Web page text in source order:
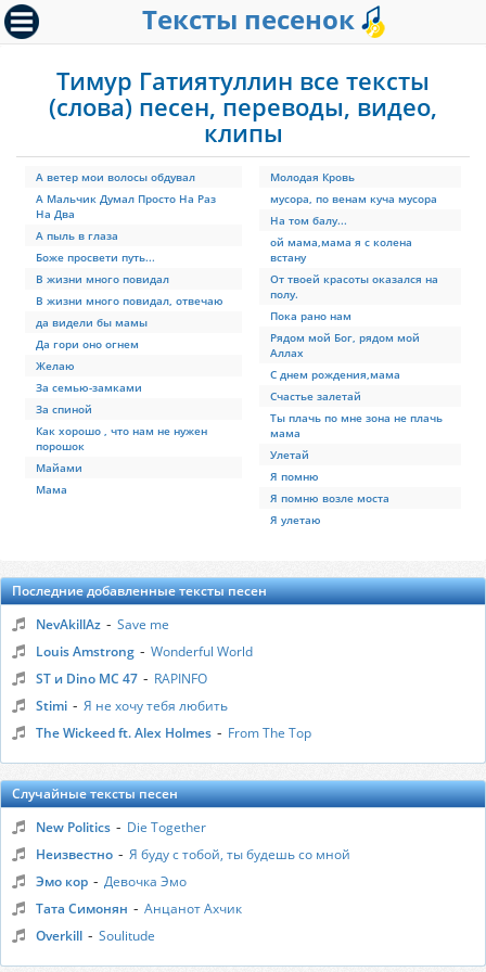
Тексты песенок
Тимур Гатиятуллин все тексты
(слова) песен, переводы, видео,
клипы
А ветер мои волосы обдувал
А Мальчик Думал Просто На Раз
На Два
А пыль в глаза
Боже просвети путь...
В жизни много повидал
В жизни много повидал, отвечаю
да видели бы мамы
Да гори оно огнем
Желаю
За семью-замками
За спиной
Как хорошо , что нам не нужен
порошок
Майами
Мама
Молодая Кровь
мусора, по венам куча мусора
На том балу...
ой мама,мама я с колена
встану
От твоей красоты оказался на
полу.
Пока рано нам
Рядом мой Бог, рядом мой
Аллах
С днем рождения,мама
Счастье залетай
Ты плачь по мне зона не плачь
мама
Улетай
Я помню
Я помню возле моста
Я улетаю
Последние добавленные тексты песен
NevAkillAz - Save me
Louis Amstrong - Wonderful World
ST и Dino MC 47 - RAPINFO
Stimi - Я не хочу тебя любить
The Wickeed ft. Alex Holmes - From The Top
Случайные тексты песен
New Politics - Die Together
Неизвестно - Я буду с тобой, ты будешь со мной
Эмо кор - Девочка Эмо
Тата Симонян - Анцанот Ахчик
Overkill - Soulitude